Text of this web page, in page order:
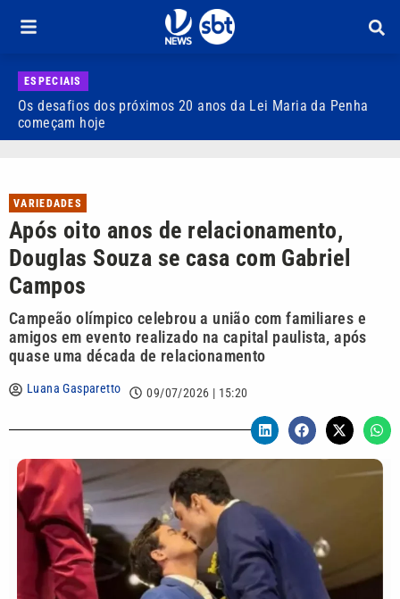
ESPECIAIS
Os desafios dos próximos 20 anos da Lei Maria da Penha
começam hoje
VARIEDADES
Após oito anos de relacionamento,
Douglas Souza se casa com Gabriel
Campos
Campeão olímpico celebrou a união com familiares e
amigos em evento realizado na capital paulista, após
quase uma década de relacionamento
Luana Gasparetto 09/07/2026 | 15:20